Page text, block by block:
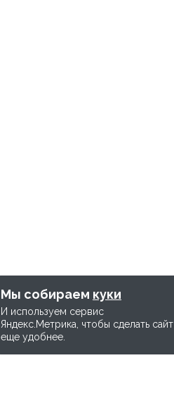
Мы собираем куки
И используем сервис
Яндекс.Метрика, чтобы сделать сайт
еще удобнее.